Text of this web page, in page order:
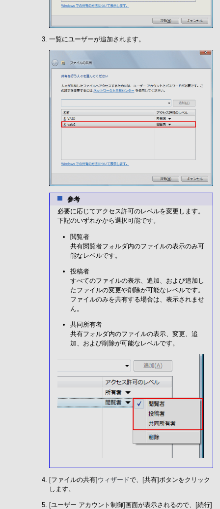
一覧にユーザーが追加されます。
参考
必要に応じてアクセス許可のレベルを変更します。
下記のいずれかから選択可能です。
閲覧者
共有閲覧者フォルダ内のファイルの表示のみ可
能なレベルです。
投稿者
すべてのファイルの表示、追加、および追加し
たファイルの変更や削除が可能なレベルです。
ファイルのみを共有する場合は、表示されませ
ん。
共同所有者
共有フォルダ内のファイルの表示、変更、追
加、および削除が可能なレベルです。
[ファイルの共有]ウィザードで、[共有]ボタンをクリック
します。
[ユーザー アカウント制御]画面が表示されるので、[続行]